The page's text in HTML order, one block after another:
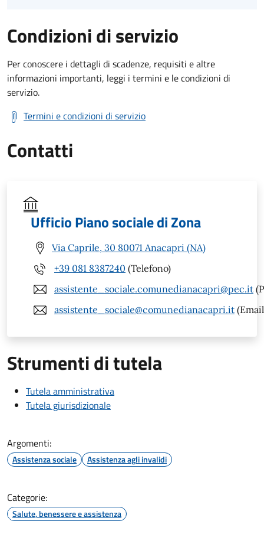
Condizioni di servizio
Per conoscere i dettagli di scadenze, requisiti e altre
informazioni importanti, leggi i termini e le condizioni di
servizio.
Termini e condizioni di servizio
Contatti
Ufficio Piano sociale di Zona
Via Caprile, 30 80071 Anacapri (NA)
+39 081 8387240 (Telefono)
assistente_sociale.comunedianacapri@pec.it
assistente_sociale@comunedianacapri.it
Strumenti di tutela
Tutela amministrativa
Tutela giurisdizionale
Argomenti:
Assistenza sociale Assistenza agli invalidi
Categorie:
Salute, benessere e assistenza